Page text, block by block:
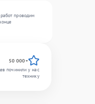
проводим
50 000+
починили у нас
технику